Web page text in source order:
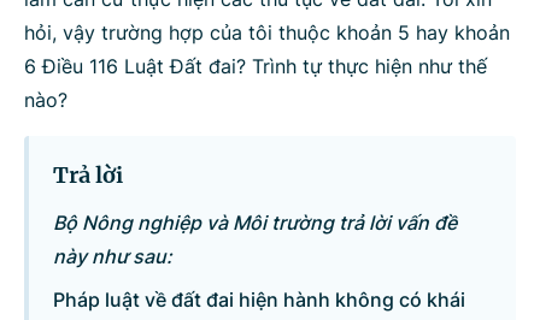
Hỏi đáp về tuyển sinh 2026
Câu hỏi thường gặp về đấu thầu
hỏi, vậy trường hợp của tôi thuộc khoản 5 hay khoản
6 Điều 116 Luật Đất đai? Trình tự thực hiện như thế
nào?
Trả lời
Bộ Nông nghiệp và Môi trường trả lời vấn đề
này như sau:
Pháp luật về đất đai hiện hành không có khái